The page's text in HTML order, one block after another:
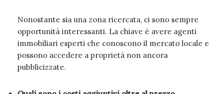
Nonostante sia una zona ricercata, ci sono sempre
opportunità interessanti. La chiave è avere agenti
immobiliari esperti che conoscono il mercato locale e
possono accedere a proprietà non ancora
pubblicizzate.